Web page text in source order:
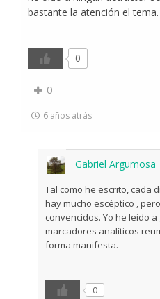
bastante la atención el tema.
0
0
6 años atrás
Gabriel Argumosa
Tal como he escrito, cada
hay mucho escéptico ,
convencidos. Yo he leido
marcadores analíticos
forma manifesta.
0